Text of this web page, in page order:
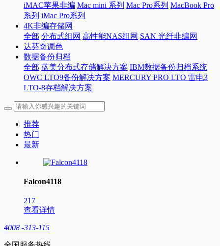
iMAC苹果非编 Mac mini 系列 Mac Pro系列 MacBook Pro
系列 iMac Pro系列
4K非编存储网
全部 分布式组网 高性能NAS组网 SAN 光纤非编网
达芬奇调色
数据备份归档
全部 蓝美分布式存储解决方案 IBM数据备份归档系统
OWC LTO9备份解决方案 MERCURY PRO LTO 雷电3
LTO-8存档解决方案
推荐
热门
最新
Falcon4118
217
查看详情
4008 -313-115